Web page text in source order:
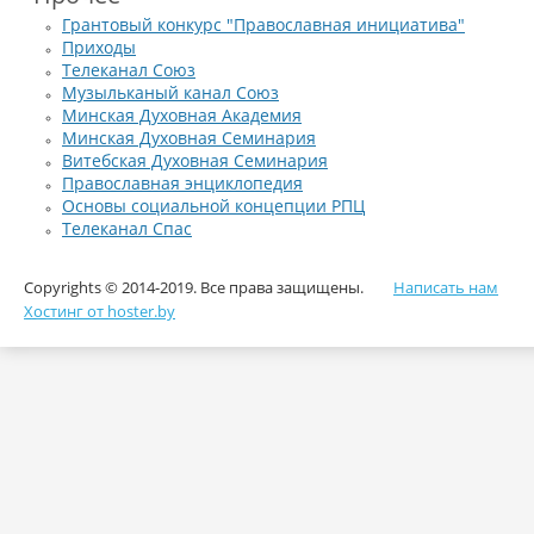
Грантовый конкурс "Православная инициатива"
Приходы
Телеканал Союз
Музыльканый канал Союз
Минская Духовная Академия
Минская Духовная Семинария
Витебская Духовная Семинария
Православная энциклопедия
Основы социальной концепции РПЦ
Телеканал Спас
Copyrights © 2014-2019. Все права защищены.
Хостинг от hoster.by
Написать нам